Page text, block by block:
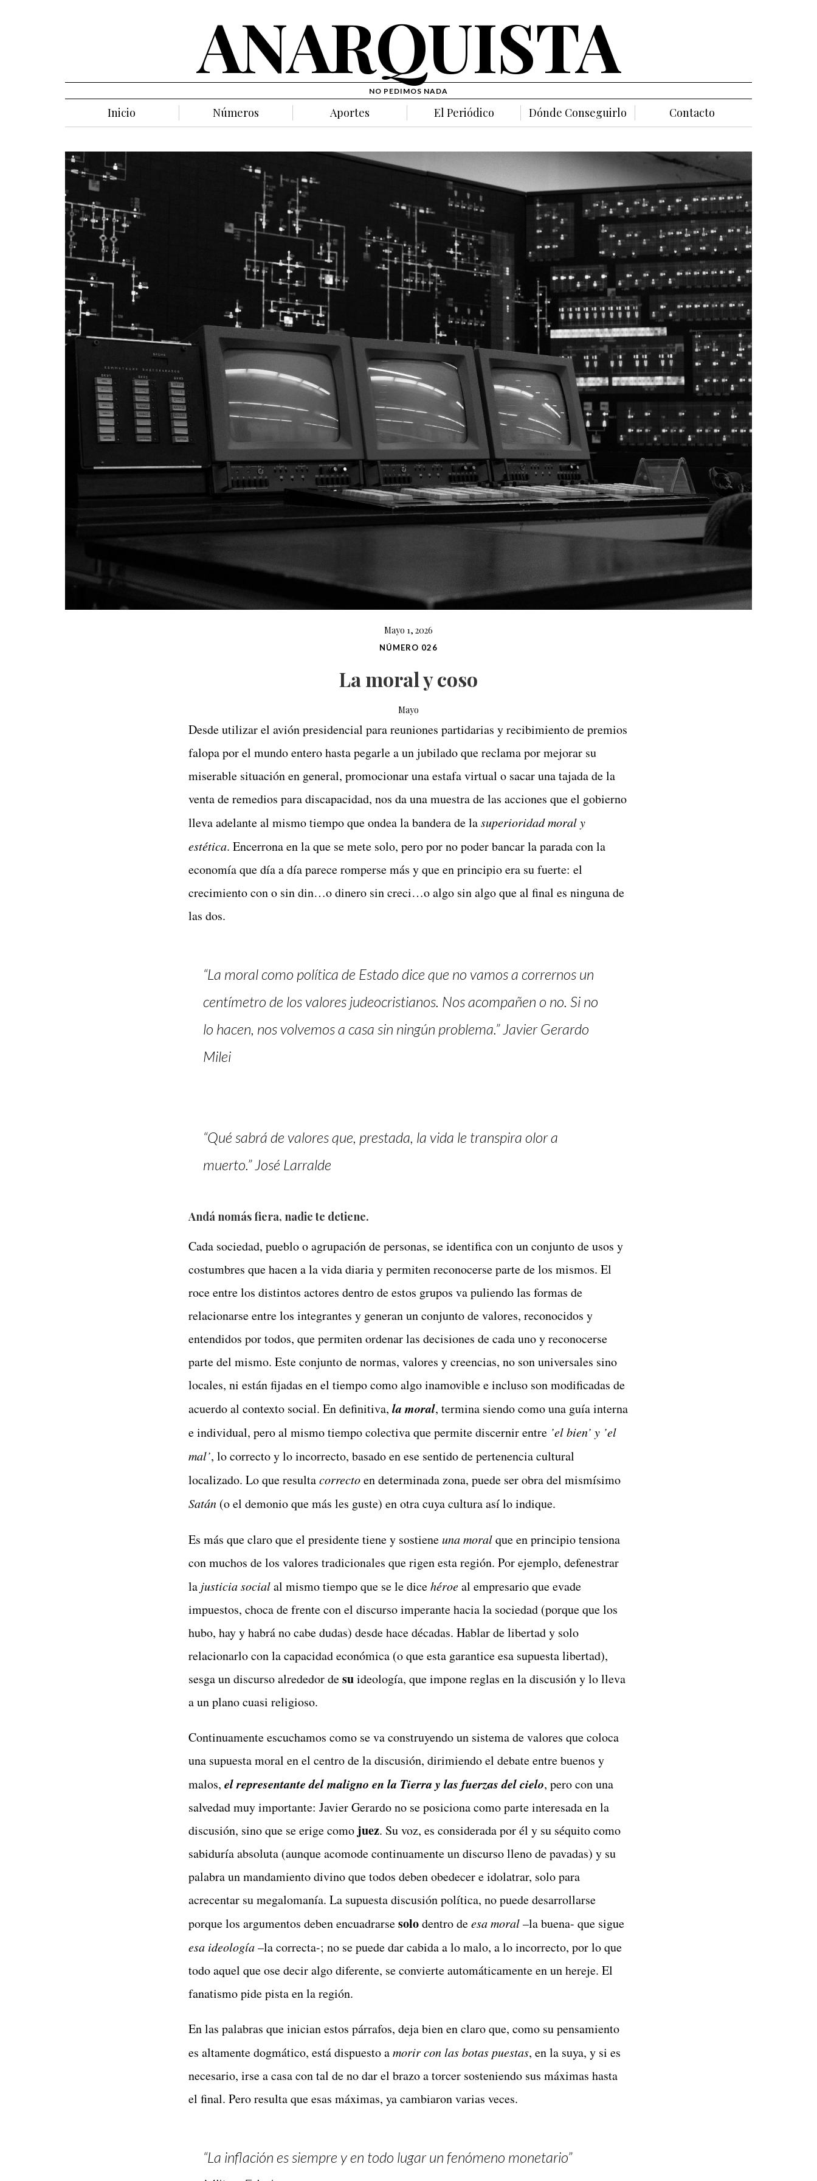
ANARQUISTA
NO PEDIMOS NADA
Inicio Números Aportes El Periódico Dónde Conseguirlo Contacto
Mayo 1, 2026
NÚMERO 026
La moral y coso
Mayo
Desde utilizar el avión presidencial para reuniones partidarias y recibimiento de premios
falopa por el mundo entero hasta pegarle a un jubilado que reclama por mejorar su
miserable situación en general, promocionar una estafa virtual o sacar una tajada de la
venta de remedios para discapacidad, nos da una muestra de las acciones que el gobierno
lleva adelante al mismo tiempo que ondea la bandera de lasuperioridad moral y
estética. Encerrona en la que se mete solo, pero por no poder bancar la parada con la
economía que día a día parece romperse más y que en principio era su fuerte: el
crecimiento con o sin din…o dinero sin creci…o algo sin algo que al final es ninguna de
las dos.
“La moral como política de Estado dice que no vamos a corrernos un
centímetro de los valores judeocristianos. Nos acompañen o no. Si no
lo hacen, nos volvemos a casa sin ningún problema.” Javier Gerardo
Milei
“Qué sabrá de valores que, prestada, la vida le transpira olor a
muerto.” José Larralde
Andá nomás fiera, nadie te detiene.
Cada sociedad, pueblo o agrupación de personas, se identifica con un conjunto de usos y
costumbres que hacen a la vida diaria y permiten reconocerse parte de los mismos. El
roce entre los distintos actores dentro de estos grupos va puliendo las formas de
relacionarse entre los integrantes y generan un conjunto de valores, reconocidos y
entendidos por todos, que permiten ordenar las decisiones de cada uno y reconocerse
parte del mismo. Este conjunto de normas, valores y creencias, no son universales sino
locales, ni están fijadas en el tiempo como algo inamovible e incluso son modificadas de
acuerdo al contexto social. En definitiva,la moral, termina siendo como una guía interna
e individual, pero al mismo tiempo colectiva que permite discernir entre ’el bien’ y ’el
mal’, lo correcto y lo incorrecto, basado en ese sentido de pertenencia cultural
localizado. Lo que resultacorrectoen determinada zona, puede ser obra del mismísimo
Satán (o el demonio que más les guste) en otra cuya cultura así lo indique.
Es más que claro que el presidente tiene y sostieneuna moralque en principio tensiona
con muchos de los valores tradicionales que rigen esta región. Por ejemplo, defenestrar
la justicia socialal mismo tiempo que se le dicehéroeal empresario que evade
impuestos, choca de frente con el discurso imperante hacia la sociedad (porque que los
hubo, hay y habrá no cabe dudas) desde hace décadas. Hablar de libertad y solo
relacionarlo con la capacidad económica (o que esta garantice esa supuesta libertad),
sesga un discurso alrededor desuideología, que impone reglas en la discusión y lo lleva
a un plano cuasi religioso.
Continuamente escuchamos como se va construyendo un sistema de valores que coloca
una supuesta moral en el centro de la discusión, dirimiendo el debate entre buenos y
malos,el representante del maligno en la Tierra y las fuerzas del cielo, pero con una
salvedad muy importante: Javier Gerardo no se posiciona como parte interesada en la
discusión, sino que se erige como juez. Su voz, es considerada por él y su séquito como
sabiduría absoluta (aunque acomode continuamente un discurso lleno de pavadas) y su
palabra un mandamiento divino que todos deben obedecer e idolatrar, solo para
acrecentar su megalomanía. La supuesta discusión política, no puede desarrollarse
porque los argumentos deben encuadrarsesolodentro deesa moral–la buena- que sigue
esa ideología–la correcta-; no se puede dar cabida a lo malo, a lo incorrecto, por lo que
todo aquel que ose decir algo diferente, se convierte automáticamente en un hereje. El
fanatismo pide pista en la región.
En las palabras que inician estos párrafos, deja bien en claro que, como su pensamiento
es altamente dogmático, está dispuesto amorir con las botas puestas, en la suya, y si es
necesario, irse a casa con tal de no dar el brazo a torcer sosteniendo sus máximas hasta
el final. Pero resulta que esas máximas, ya cambiaron varias veces.
“La inflación es siempre y en todo lugar un fenómeno monetario”